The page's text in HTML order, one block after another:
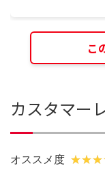
こ
カスタマー
オススメ度